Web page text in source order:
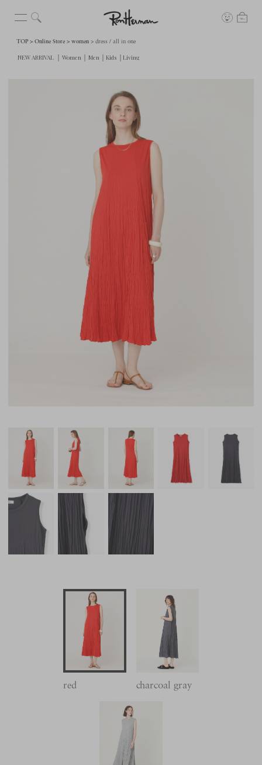
TOP Online Store women dress / all in one
red charcoal gray